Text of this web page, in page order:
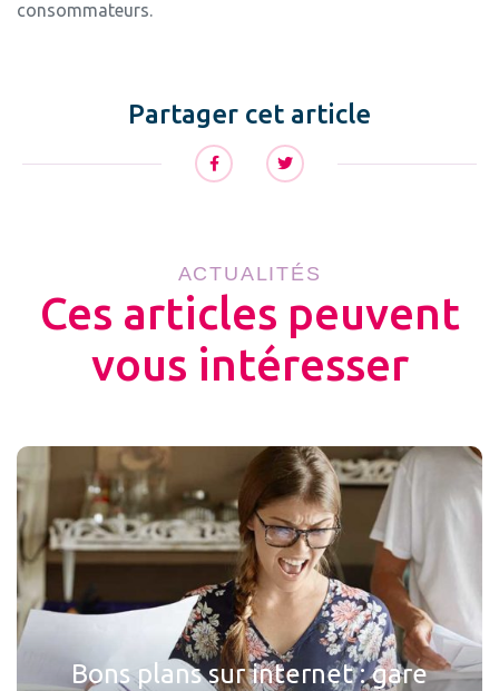
consommateurs.
Partager cet article
ACTUALITÉS
Ces articles peuvent
vous intéresser
Bons plans sur internet : gare